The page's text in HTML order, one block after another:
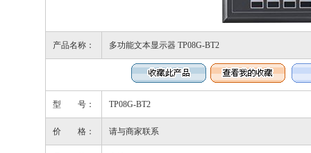
产品名称： 多功能文本显示器 TP08G-BT2
型 号： TP08G-BT2
价 格： 请与商家联系